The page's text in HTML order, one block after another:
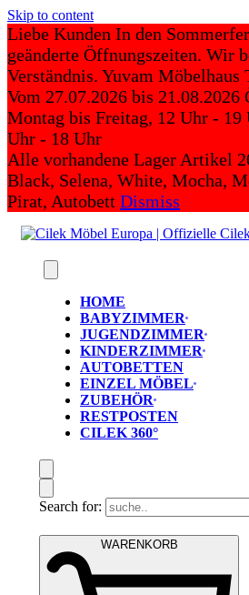
Skip to content
Liebe Kunden In den
geänderte Öffnungszeiten. Wir
Verständnis. Yuvam Möbelhaus
Vom 27.07.2026 bis 21.08.2026
Montag bis Freitag, 12 Uhr - 19
Uhr - 18 Uhr
Alle vorhandene Lager Artikel
Black, Selena, White, Mocha,
Pirat, Autobett Dismiss
HOME
BABYZIMMER
JUGENDZIMMER
KINDERZIMMER
AUTOBETTEN
EINZEL MÖBEL
ZUBEHÖR
RESTPOSTEN
CILEK 360°
Search for:
WARENKORB